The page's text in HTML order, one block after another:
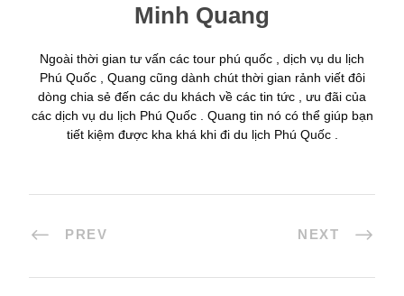
Minh Quang
Ngoài thời gian tư vấn các tour phú quốc , dịch vụ du lịch
Phú Quốc , Quang cũng dành chút thời gian rảnh viết đôi
dòng chia sẻ đến các du khách về các tin tức , ưu đãi của
các dịch vụ du lịch Phú Quốc . Quang tin nó có thể giúp bạn
tiết kiệm được kha khá khi đi du lịch Phú Quốc .
PREV NEXT